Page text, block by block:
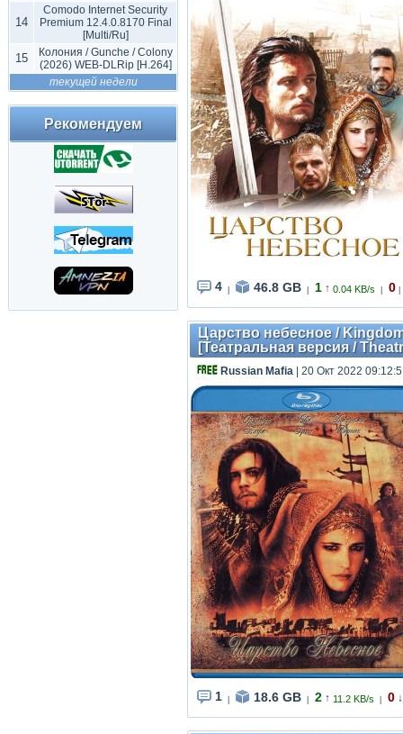
14
Comodo Internet Security
Premium 12.4.0.8170 Final
[Multi/Ru]
15
Колония / Gunche / Colony
(2026) WEB-DLRip [H.264]
текущей недели
Рекомендуем
4 46.8 GB 1 ↑ 0.04 KB/s 0
Царство небесное /
[Театральная версия /
Russian Mafia | 20 Окт 2022
1 18.6 GB 2 ↑ 11.2 KB/s 0 ↓